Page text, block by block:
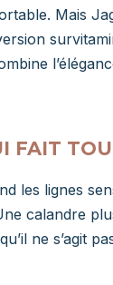
Mais
FAIT
les lignes
calandre
ne s’agit